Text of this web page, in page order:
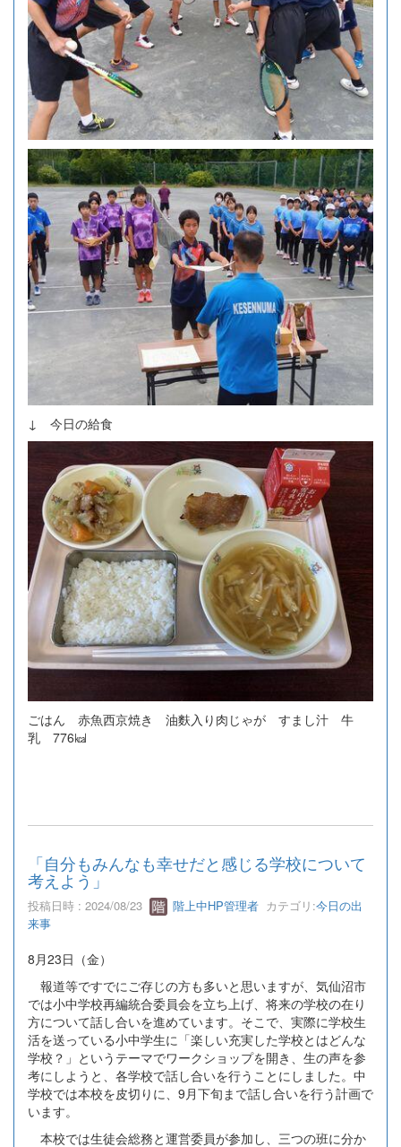
↓ 今日の給食
ごはん 赤魚西京焼き 油麩入り肉じゃが すまし汁 牛
乳 776㎉
「自分もみんなも幸せだと感じる学校について
考えよう」
投稿日時 : 2024/08/23 階上中HP管理者 カテゴリ:今日の出
来事
8月23日（金）
報道等ですでにご存じの方も多いと思いますが、気仙沼市
では小中学校再編統合委員会を立ち上げ、将来の学校の在り
方について話し合いを進めています。そこで、実際に学校生
活を送っている小中学生に「楽しい充実した学校とはどんな
学校？」というテーマでワークショップを開き、生の声を参
考にしようと、各学校で話し合いを行うことにしました。中
学校では本校を皮切りに、9月下旬まで話し合いを行う計画で
います。
本校では生徒会総務と運営委員が参加し、三つの班に分か